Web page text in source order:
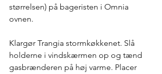
størrelsen) på bageristen i Omnia
ovnen.
Klargør Trangia stormkøkkenet. Slå
holderne i vindskærmen op og tænd
gasbrænderen på høj varme. Placer